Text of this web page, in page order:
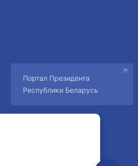
Портал Президента
Республики Беларусь